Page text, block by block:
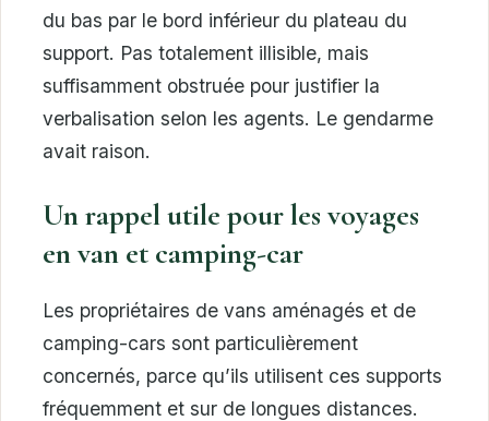
du bas par le bord inférieur du plateau du
support. Pas totalement illisible, mais
suffisamment obstruée pour justifier la
verbalisation selon les agents. Le gendarme
avait raison.
Un rappel utile pour les voyages
en van et camping-car
Les propriétaires de vans aménagés et de
camping-cars sont particulièrement
concernés, parce qu’ils utilisent ces supports
fréquemment et sur de longues distances.